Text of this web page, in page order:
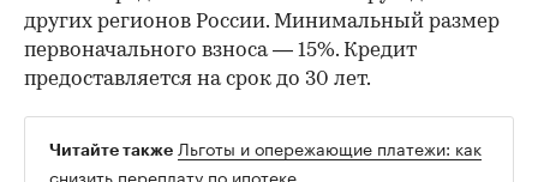
других регионов России. Минимальный размер
первоначального взноса — 15%. Кредит
предоставляется на срок до 30 лет.
Читайте также Льготы и опережающие платежи: как
снизить переплату по ипотеке